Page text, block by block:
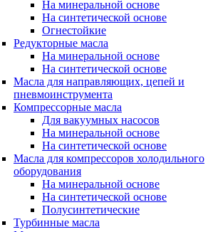
На минеральной основе
На синтетической основе
Огнестойкие
Редукторные масла
На минеральной основе
На синтетической основе
Масла для направляющих, цепей и
пневмоинструмента
Компрессорные масла
Для вакуумных насосов
На минеральной основе
На синтетической основе
Масла для компрессоров холодильного
оборудования
На минеральной основе
На синтетической основе
Полусинтетические
Турбинные масла